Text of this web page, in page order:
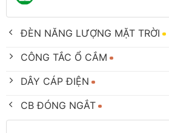
ĐÈN NĂNG LƯỢNG MẶT TRỜI
CÔNG TẮC Ổ CẮM
DÂY CÁP ĐIỆN
CB ĐÓNG NGẮT